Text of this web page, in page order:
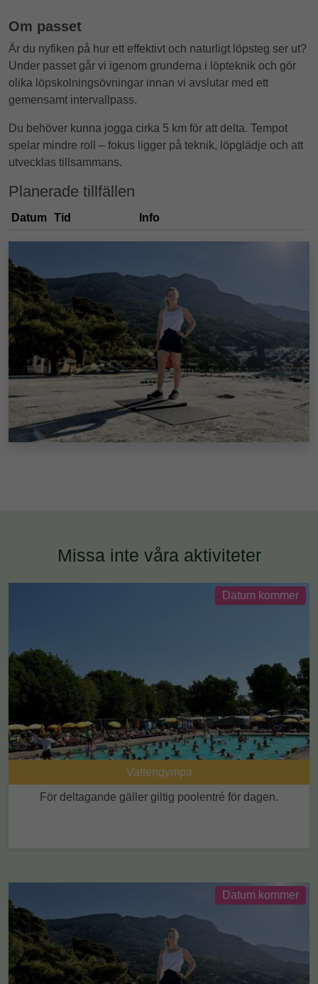
Om passet
Är du nyfiken på hur ett effektivt och naturligt löpsteg ser ut?
Under passet går vi igenom grunderna i löpteknik och gör
olika löpskolningsövningar innan vi avslutar med ett
gemensamt intervallpass.
Du behöver kunna jogga cirka 5 km för att delta. Tempot
spelar mindre roll – fokus ligger på teknik, löpglädje och att
utvecklas tillsammans.
Planerade tillfällen
Datum Tid Info
Missa inte våra aktiviteter
Datum kommer
Vattengympa
För deltagande gäller giltig poolentré för dagen.
Datum kommer